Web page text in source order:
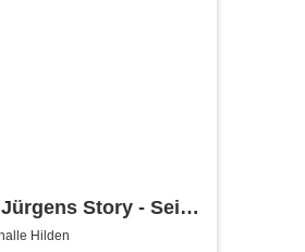
Story - Sein
Liebe, seine
Hilden